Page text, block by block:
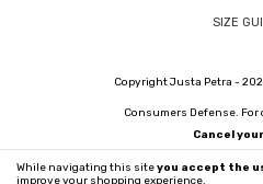
While navigating this siteyou accept the
improve your shopping experience.
SIZE
Copyright Justa Petra -
Consumers Defense. For
Cancel